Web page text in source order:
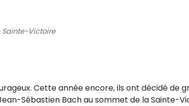
Sainte-Victoire
Cette année encore, ils ont décidé de
Sébastien Bach au sommet de la Sainte-